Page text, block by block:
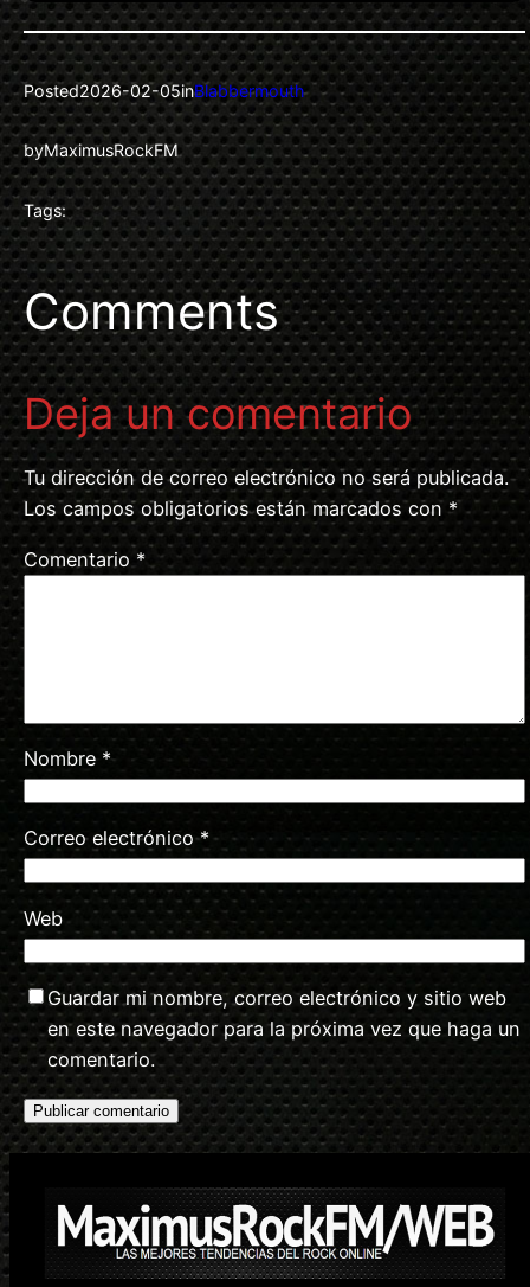
Posted2026-02-05inBlabbermouth
byMaximusRockFM
Tags:
Comments
Deja un comentario
Tu dirección de correo electrónico no será publicada.
Los campos obligatorios están marcados con *
Comentario *
Nombre *
Correo electrónico*
Web
Guardar mi nombre, correo electrónico y sitio web
en este navegador para la próxima vez que haga un
comentario.